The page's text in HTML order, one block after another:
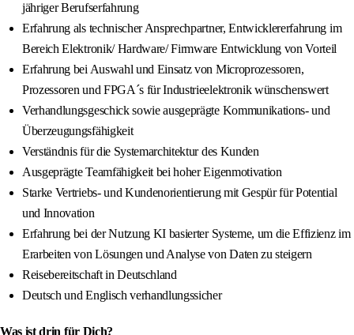
jähriger Berufserfahrung
Erfahrung als technischer Ansprechpartner, Entwicklererfahrung im
Bereich Elektronik/ Hardware/ Firmware Entwicklung von Vorteil
Erfahrung bei Auswahl und Einsatz von Microprozessoren,
Prozessoren und FPGA´s für Industrieelektronik wünschenswert
Verhandlungsgeschick sowie ausgeprägte Kommunikations- und
Überzeugungsfähigkeit
Verständnis für die Systemarchitektur des Kunden
Ausgeprägte Teamfähigkeit bei hoher Eigenmotivation
Starke Vertriebs- und Kundenorientierung mit Gespür für Potential
und Innovation
Erfahrung bei der Nutzung KI basierter Systeme, um die Effizienz im
Erarbeiten von Lösungen und Analyse von Daten zu steigern
Reisebereitschaft in Deutschland
Deutsch und Englisch verhandlungssicher
Was ist drin für Dich?